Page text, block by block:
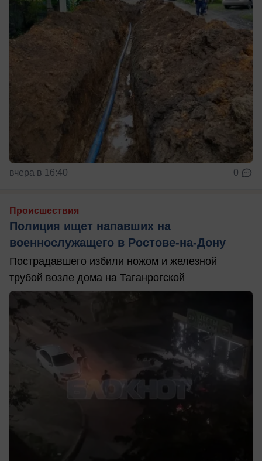
вчера в 16:40 0
Происшествия
Полиция ищет напавших на
военнослужащего в Ростове-на-Дону
Пострадавшего избили ножом и железной
трубой возле дома на Таганрогской